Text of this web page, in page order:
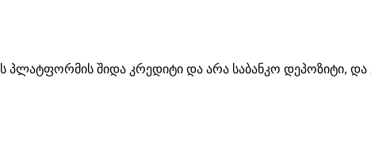
პლატფორმის შიდა კრედიტი და არა საბანკო დეპოზიტი, და